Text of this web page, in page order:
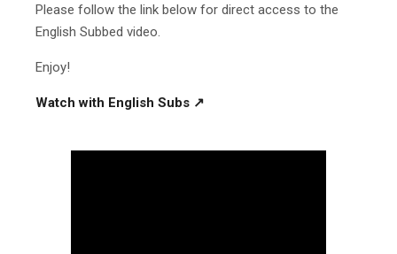
Please follow the link below for direct access to the
English Subbed video.
Enjoy!
Watch with English Subs ↗